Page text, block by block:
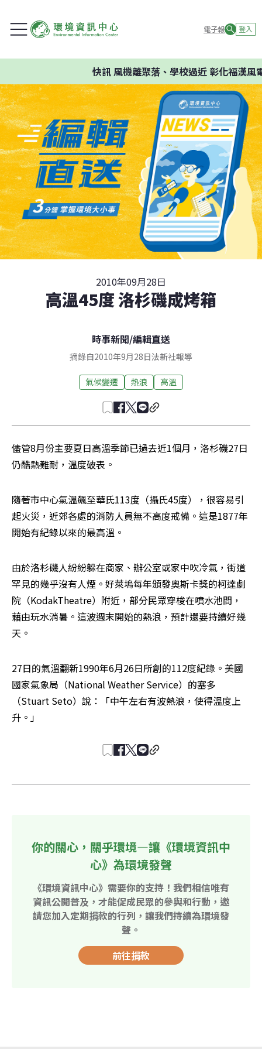
電子報 登入
快訊風機離聚落、學校過近 彰化福漢風
2010年09月28日
高溫45度 洛杉磯成烤箱
時事新聞/編輯直送
摘錄自2010年9月28日法新社報導
氣候變遷 熱浪 高溫
儘管8月份主要夏日高溫季節已過去近1個月，洛杉磯27日
仍酷熱難耐，溫度破表。
隨著市中心氣溫飆至華氏113度（攝氏45度），很容易引
起火災，近郊各處的消防人員無不高度戒備。這是1877年
開始有紀錄以來的最高溫。
由於洛杉磯人紛紛躲在商家、辦公室或家中吹冷氣，街道
罕見的幾乎沒有人煙。好萊塢每年頒發奧斯卡獎的柯達劇
院（KodakTheatre）附近，部分民眾穿梭在噴水池間，
藉由玩水消暑。這波週末開始的熱浪，預計還要持續好幾
天。
27日的氣溫翻新1990年6月26日所創的112度紀錄。美國
國家氣象局（National Weather Service）的塞多
（Stuart Seto）說：「中午左右有波熱浪，使得溫度上
升。」
你的關心，關乎環境—讓《環境資訊中
心》為環境發聲
《環境資訊中心》需要你的支持！我們相信唯有
資訊公開普及，才能促成民眾的參與和行動，邀
請您加入定期捐款的行列，讓我們持續為環境發
聲。
前往捐款